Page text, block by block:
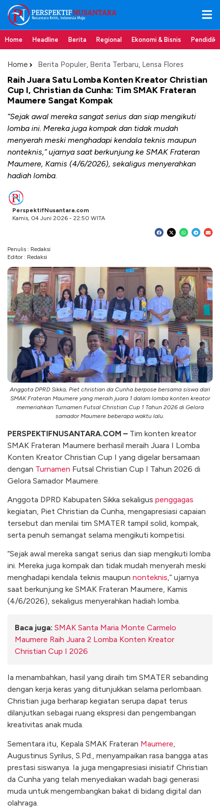
Home Headline Berita Regional Ekonomi & Bisnis
Home Berita Populer, Berita Terbaru, Lensa Flores
Raih Juara Satu Lomba Konten Kreator Christian
Cup I, Christian da Cunha: Tim SMAK Frateran
Maumere Sangat Kompak
“Sejak awal mereka sangat serius dan siap mengikuti
lomba ini. Mereka juga kompak dan tidak mudah
menyerah meski menghadapi kendala teknis maupun
nonteknis,” ujarnya saat berkunjung ke SMAK Frateran
Maumere, Kamis (4/6/2026), sekaligus menyerahkan
hadiah lomba.
PerspektifNusantara.com
Kamis, 04 Juni 2026 - 22:50 WITA
Penulis : Redaksi
Editor : Redaksi
Anggota DPRD Sikka, Piet christian da Cunha berpose bersama siswa dari
SMAK Frateran Maumere yang meraih juara 1 dalam lomba konten kreator
memeriahkan Turnamen Futsal Christian Cup 1 Tahun 2026 di Gelora
samador Maumere beberapa waktu lalu.
PERSPEKTIFNUSANTARA.COM – Tim konten kreator
SMAK Frateran Maumere berhasil meraih Juara I Lomba
Konten Kreator Christian Cup I yang digelar bersamaan
dengan Turnamen Futsal Christian Cup I Tahun 2026 di
Gelora Samador Maumere.
Anggota DPRD Kabupaten Sikka sekaligus penggagas
kegiatan, Piet Christian da Cunha, mengapresiasi capaian
tersebut dan menilai tim SMATER tampil solid, kompak,
serta penuh semangat selama mengikuti kompetisi.
“Sejak awal mereka sangat serius dan siap mengikuti lomba
ini. Mereka juga kompak dan tidak mudah menyerah meski
menghadapi kendala teknis maupun nonteknis,” ujarnya
saat berkunjung ke SMAK Frateran Maumere, Kamis
(4/6/2026), sekaligus menyerahkan hadiah lomba.
Baca juga: SMAK Santa Maria Monte Carmelo
Maumere Raih Juara 2 Lomba Konten Kreator
Christian Cup I 2026
Ia menambahkan, hasil yang diraih tim SMATER sebanding
dengan kerja keras yang ditunjukkan selama perlombaan.
Christian juga berharap kegiatan serupa dapat terus
dilanjutkan sebagai ruang ekspresi dan pengembangan
kreativitas anak muda.
Sementara itu, Kepala SMAK Frateran Maumere
Augustinus Syrilus, S.Pd., menyampaikan rasa bangga atas
prestasi siswanya. Ia juga mengapresiasi inisiatif Christian
da Cunha yang telah menyediakan wadah bagi generasi
muda untuk mengembangkan bakat di bidang digital dan
olahraga.